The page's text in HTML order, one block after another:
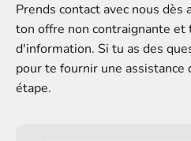
Prends contact avec nous
ton offre non contraignante
d'information. Si tu as des
pour te fournir une assistance
étape.